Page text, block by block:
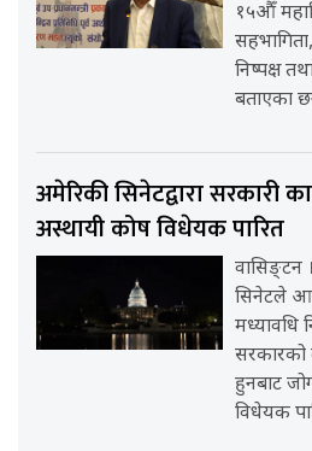
१५औँ
निष्पक्ष
बताएका
अमेरिकी सिनेटद्वारा सरकारी
अस्थायी कोष विधेयक पारित
वासिङ्टन
सिनेटले
मध्यावधि
हुनबाट
विधेयक